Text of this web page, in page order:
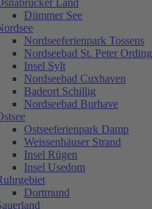
Dümmer See
Nordseeferienpark Tossens
Nordseebad St. Peter Ording
Insel Sylt
Nordseebad Cuxhaven
Badeort Schillig
Nordseebad Burhave
Ostseeferienpark Damp
Weissenhäuser Strand
Insel Rügen
Insel Usedom
Dortmund